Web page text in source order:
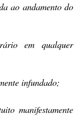
ao andamento do
em qualquer
infundado;
manifestamente